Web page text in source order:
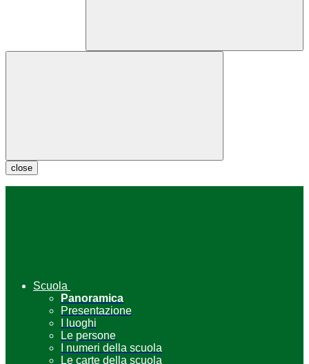
close
Scuola
Panoramica
Presentazione
I luoghi
Le persone
I numeri della scuola
Le carte della scuola